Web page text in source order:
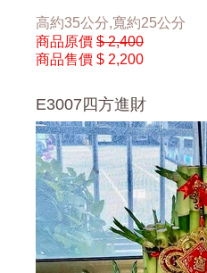
高約35公分,寬約25公分
商品原價 $ 2,400
商品售價 $ 2,200
E3007四方進財